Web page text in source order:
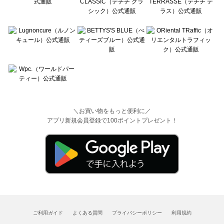
＼お買い物をもっと便利に／
アプリ新規会員登録で100ポイントプレゼント！
ご利用ガイド よくある質問 プライバシーポリシー 利用規約